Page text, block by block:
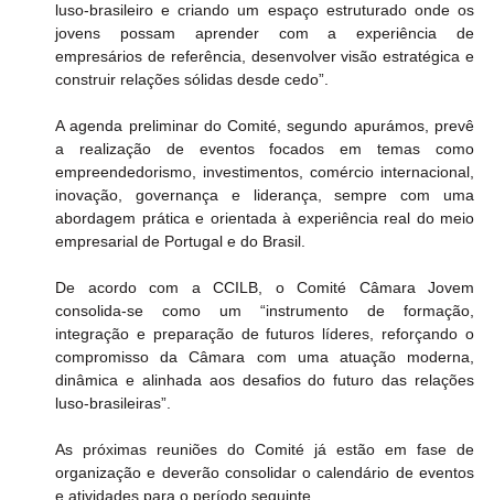
luso-brasileiro e criando um espaço estruturado onde os
jovens possam aprender com a experiência de
empresários de referência, desenvolver visão estratégica e
construir relações sólidas desde cedo”.
A agenda preliminar do Comité, segundo apurámos, prevê
a realização de eventos focados em temas como
empreendedorismo, investimentos, comércio internacional,
inovação, governança e liderança, sempre com uma
abordagem prática e orientada à experiência real do meio
empresarial de Portugal e do Brasil.
De acordo com a CCILB, o Comité Câmara Jovem
consolida-se como um “instrumento de formação,
integração e preparação de futuros líderes, reforçando o
compromisso da Câmara com uma atuação moderna,
dinâmica e alinhada aos desafios do futuro das relações
luso-brasileiras”.
As próximas reuniões do Comité já estão em fase de
organização e deverão consolidar o calendário de eventos
e atividades para o período seguinte.